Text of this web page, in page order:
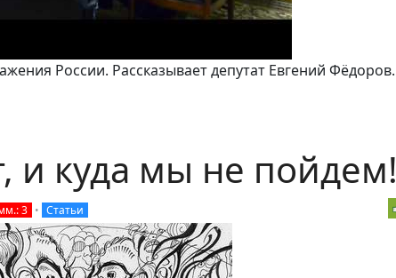
России. Рассказывает депутат Евгений Фёдоров.
и куда мы не пойдем!
3 • Статьи